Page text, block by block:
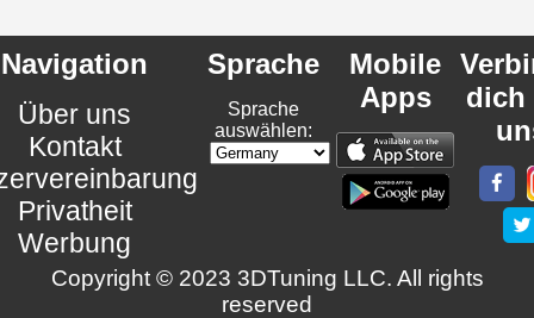
Navigation
Über uns
Kontakt
Privatheit
Werbung
Sprache
Sprache
auswählen:
Mobile
Apps
dich
Copyright © 2023 3DTuning LLC. All rights
reserved